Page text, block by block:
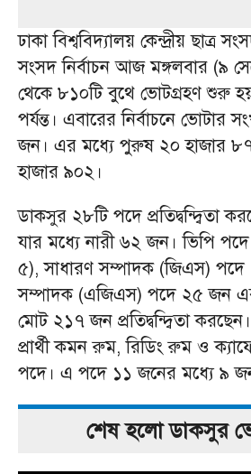
ঢাকা বিশ্ববিদ্যালয় কেন্দ্রীয় ছাত্র
সংসদ নির্বাচন আজ মঙ্গলবার (৯
থেকে ৮১০টি বুথে ভোটগ্রহণ শুরু
পর্যন্ত। এবারের নির্বাচনে ভোটার
জন। এর মধ্যে পুরুষ ২০ হাজার
হাজার ৯০২।
ডাকসুর ২৮টি পদে প্রতিদ্বন্দ্বিতা
যার মধ্যে নারী ৬২ জন। ভিপি পদে
৫), সাধারণ সম্পাদক (জিএস)
সম্পাদক (এজিএস) পদে ২৫ জন
মোট ২১৭ জন প্রতিদ্বন্দ্বিতা
প্রার্থী কমন রুম, রিডিং রুম ও
পদে। এ পদে ১১ জনের মধ্যে ৯
শেষ হলো ডাকসুর